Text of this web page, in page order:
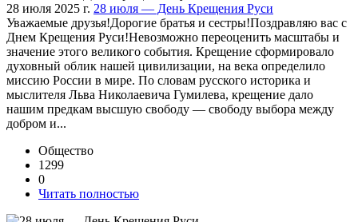
28 июля 2025 г. 28 июля — День Крещения Руси
Уважаемые друзья!Дорогие братья и сестры!Поздравляю вас с
Днем Крещения Руси!Невозможно переоценить масштабы и
значение этого великого события. Крещение сформировало
духовный облик нашей цивилизации, на века определило
миссию России в мире. По словам русского историка и
мыслителя Льва Николаевича Гумилева, крещение дало
нашим предкам высшую свободу — свободу выбора между
добром и...
Общество
1299
0
Читать полностью